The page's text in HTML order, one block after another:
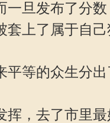
一旦发布了分数
套上了属于自
等的众生分出
，去了市里最